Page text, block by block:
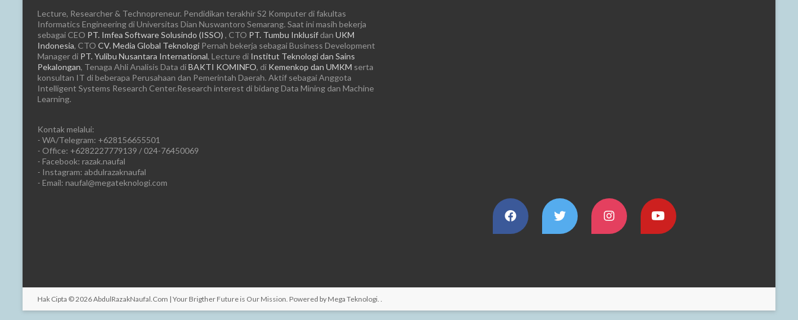
Lecture, Researcher & Technopreneur. Pendidikan terakhir S2 Komputer di fakultas
Informatics Engineering di Universitas Dian Nuswantoro Semarang. Saat ini masih bekerja
sebagai CEO PT. Imfea Software Solusindo (ISSO) , CTO PT. Tumbu Inklusif dan UKM
Indonesia, CTO CV. Media Global Teknologi Pernah bekerja sebagai Business Development
Manager di PT. Yulibu Nusantara International, Lecture di Institut Teknologi dan Sains
Pekalongan, Tenaga Ahli Analisis Data diBAKTI KOMINFO, di Kemenkop dan UMKM serta
konsultan IT di beberapa Perusahaan dan Pemerintah Daerah. Aktif sebagai Anggota
Intelligent Systems Research Center.Research interest di bidang Data Mining dan Machine
Learning.
Kontak melalui:
- WA/Telegram: +628156655501
- Office: +6282227779139 / 024-76450069
- Facebook: razak.naufal
- Instagram: abdulrazaknaufal
- Email: naufal@megateknologi.com
Hak Cipta © 2026AbdulRazakNaufal.Com | Your Brigther Future is Our Mission. Powered by Mega Teknologi. .